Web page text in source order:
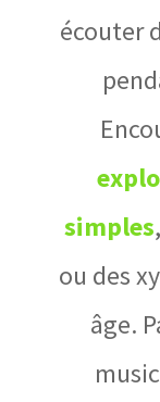
écouter
simples
ou des
âge.